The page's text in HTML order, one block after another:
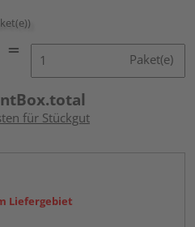
Paket(e)
für Stückgut
Liefergebiet